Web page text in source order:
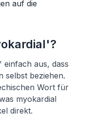
auf die
einfach aus, dass
selbst beziehen.
Wort für
myokardial
direkt.